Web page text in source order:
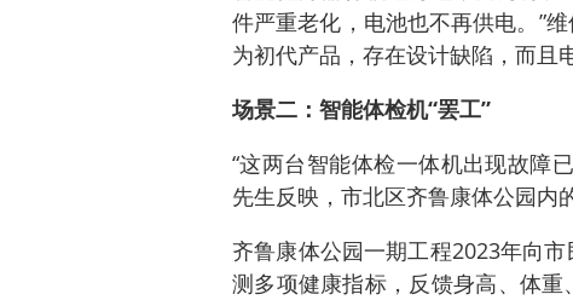
件严重老化，电池也不再供电。”
为初代产品，存在设计缺陷，而且
场景二：智能体检机“罢工”
“这两台智能体检一体机出现故障
先生反映，市北区齐鲁康体公园内
齐鲁康体公园一期工程2023年向
测多项健康指标，反馈身高、体